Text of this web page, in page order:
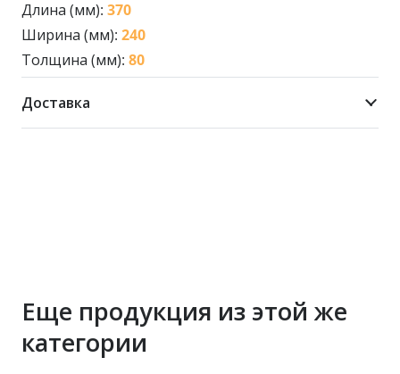
Длина (мм): 370
Ширина (мм): 240
Толщина (мм): 80
Доставка
Еще продукция из этой же
категории